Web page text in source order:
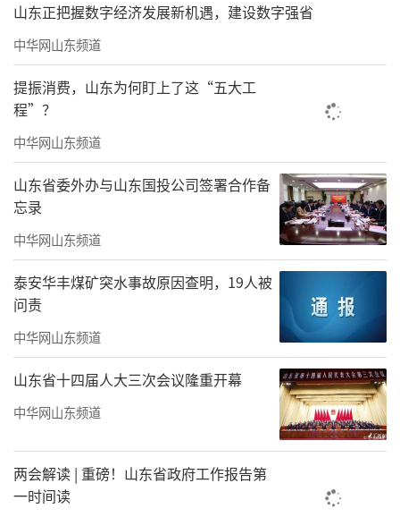
山东正把握数字经济发展新机遇，建设数字强省
中华网山东频道
提振消费，山东为何盯上了这“五大工
程”？
中华网山东频道
山东省委外办与山东国投公司签署合作备
忘录
中华网山东频道
泰安华丰煤矿突水事故原因查明，19人被
问责
中华网山东频道
山东省十四届人大三次会议隆重开幕
中华网山东频道
两会解读 | 重磅！山东省政府工作报告第
一时间读